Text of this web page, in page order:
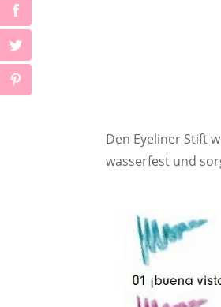
Den Eyeliner Stift
wasserfest und